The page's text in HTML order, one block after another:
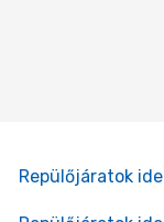
Repülőjáratok